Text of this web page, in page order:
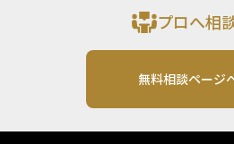
プロへ相
無料相談ページ